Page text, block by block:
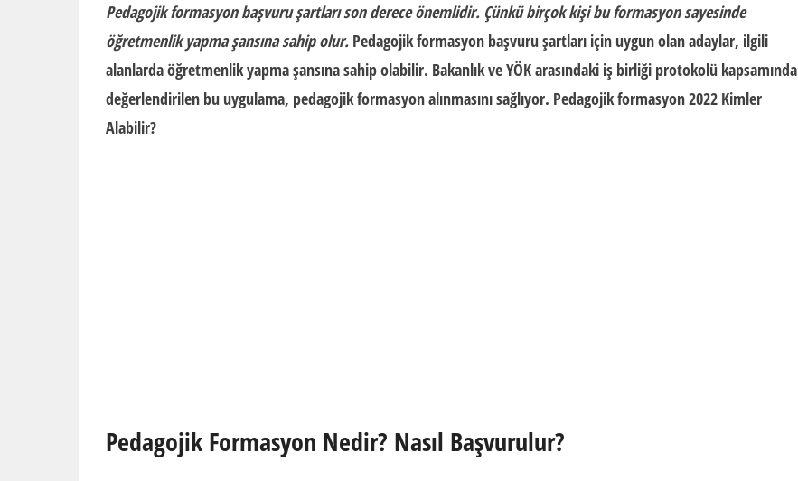
Pedagojik formasyon başvuru şartları son derece önemlidir. Çünkü birçok kişi bu formasyon sayesinde
öğretmenlik yapma şansına sahip olur. Pedagojik formasyon başvuru şartları için uygun olan adaylar, ilgili
alanlarda öğretmenlik yapma şansına sahip olabilir. Bakanlık ve YÖK arasındaki iş birliği protokolü kapsamında
değerlendirilen bu uygulama, pedagojik formasyon alınmasını sağlıyor. Pedagojik formasyon 2022 Kimler
Alabilir?
Pedagojik Formasyon Nedir? Nasıl Başvurulur?